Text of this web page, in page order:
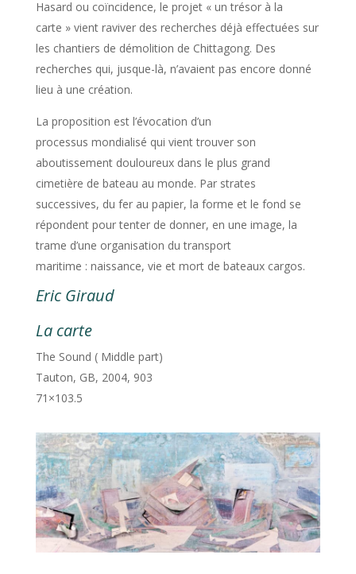
Hasard ou coïncidence, le projet « un trésor à la
carte » vient raviver des recherches déjà effectuées sur
les chantiers de démolition de Chittagong. Des
recherches qui, jusque-là, n’avaient pas encore donné
lieu à une création.
La proposition est l’évocation d’un
processus mondialisé qui vient trouver son
aboutissement douloureux dans le plus grand
cimetière de bateau au monde. Par strates
successives, du fer au papier, la forme et le fond se
répondent pour tenter de donner, en une image, la
trame d’une organisation du transport
maritime : naissance, vie et mort de bateaux cargos.
Eric Giraud
La carte
The Sound ( Middle part)
Tauton, GB, 2004, 903
71×103.5